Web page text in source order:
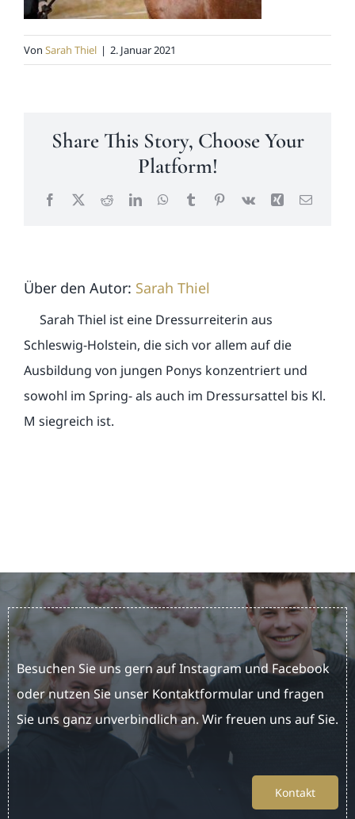
News
Von Sarah Thiel | 2. Januar 2021
Share This Story, Choose Your
Platform!
Facebook
X RedditLinkedInWhatsApp
TumblrPinterest
Vk Xing E-
Über den Autor: Sarah Thiel
Sarah Thiel ist eine Dressurreiterin aus
Schleswig-Holstein, die sich vor allem auf die
Ausbildung von jungen Ponys konzentriert und
sowohl im Spring- als auch im Dressursattel bis Kl.
M siegreich ist.
Besuchen Sie uns gern auf Instagram und Facebook
oder nutzen Sie unser Kontaktformular und fragen
Sie uns ganz unverbindlich an. Wir freuen uns auf Sie.
Kontakt